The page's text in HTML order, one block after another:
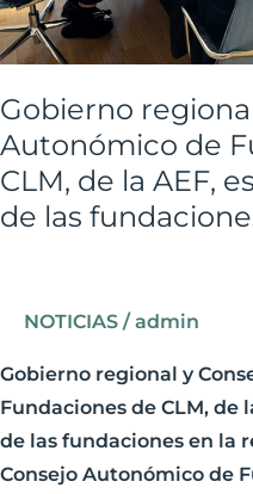
Gobierno
Autonómico de
CLM, de la AEF,
de las
NOTICIAS / admin
Gobierno regional y
Fundaciones de CLM, de
de las fundaciones en la
Consejo Autonómico de
la
AEF,
el
impacto
de
las